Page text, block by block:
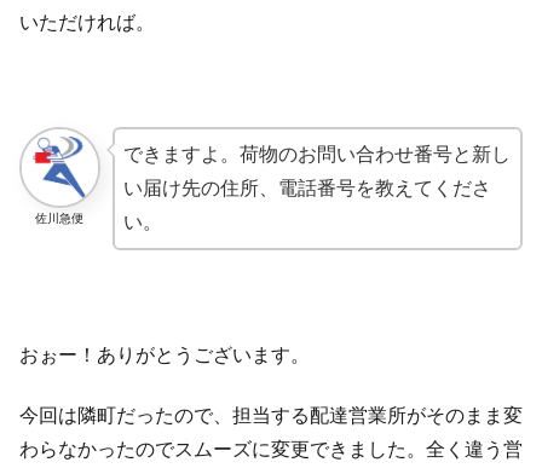
いただければ。
佐川急便
できますよ。荷物のお問い合わせ番号と新し
い届け先の住所、電話番号を教えてくださ
い。
おぉー！ありがとうございます。
今回は隣町だったので、担当する配達営業所がそのまま変
わらなかったのでスムーズに変更できました。全く違う営